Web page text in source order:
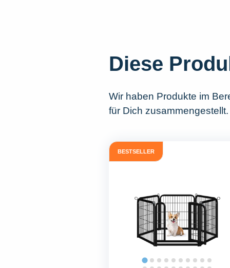
Diese
Wir haben Produkte im
für Dich
BESTSELLER